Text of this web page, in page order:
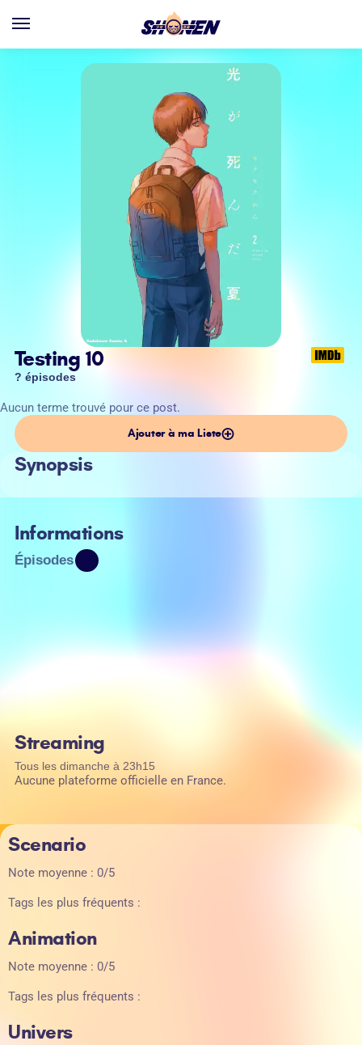
Testing 10
? épisodes
Aucun terme trouvé pour ce post.
Ajouter à ma Liste
Synopsis
Informations
Épisodes
Streaming
Tous les dimanche à 23h15
Aucune plateforme officielle en France.
Scenario
Note moyenne : 0/5
Tags les plus fréquents :
Animation
Note moyenne : 0/5
Tags les plus fréquents :
Univers